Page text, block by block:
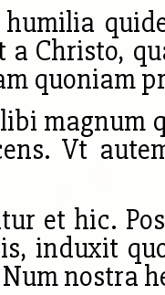
a Christo,
quoniam
magnum
Vt
et hic.
induxit
nostra